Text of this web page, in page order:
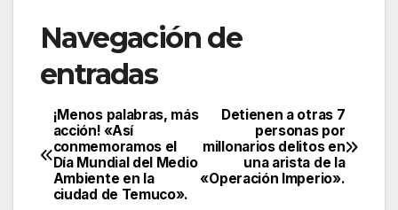
Navegación de
entradas
Detienen a otras 7
personas por
millonarios delitos en
una arista de la
«Operación Imperio».
¡Menos palabras, más
acción! «Así
conmemoramos el
Día Mundial del Medio
Ambiente en la
ciudad de Temuco».